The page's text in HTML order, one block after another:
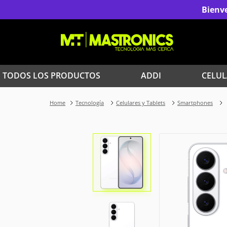
TODOS LOS PRODUCTOS ADDI
Tecnología Celulares y Tablets Smartphones
Iphone
Iphone 15 Pro Max